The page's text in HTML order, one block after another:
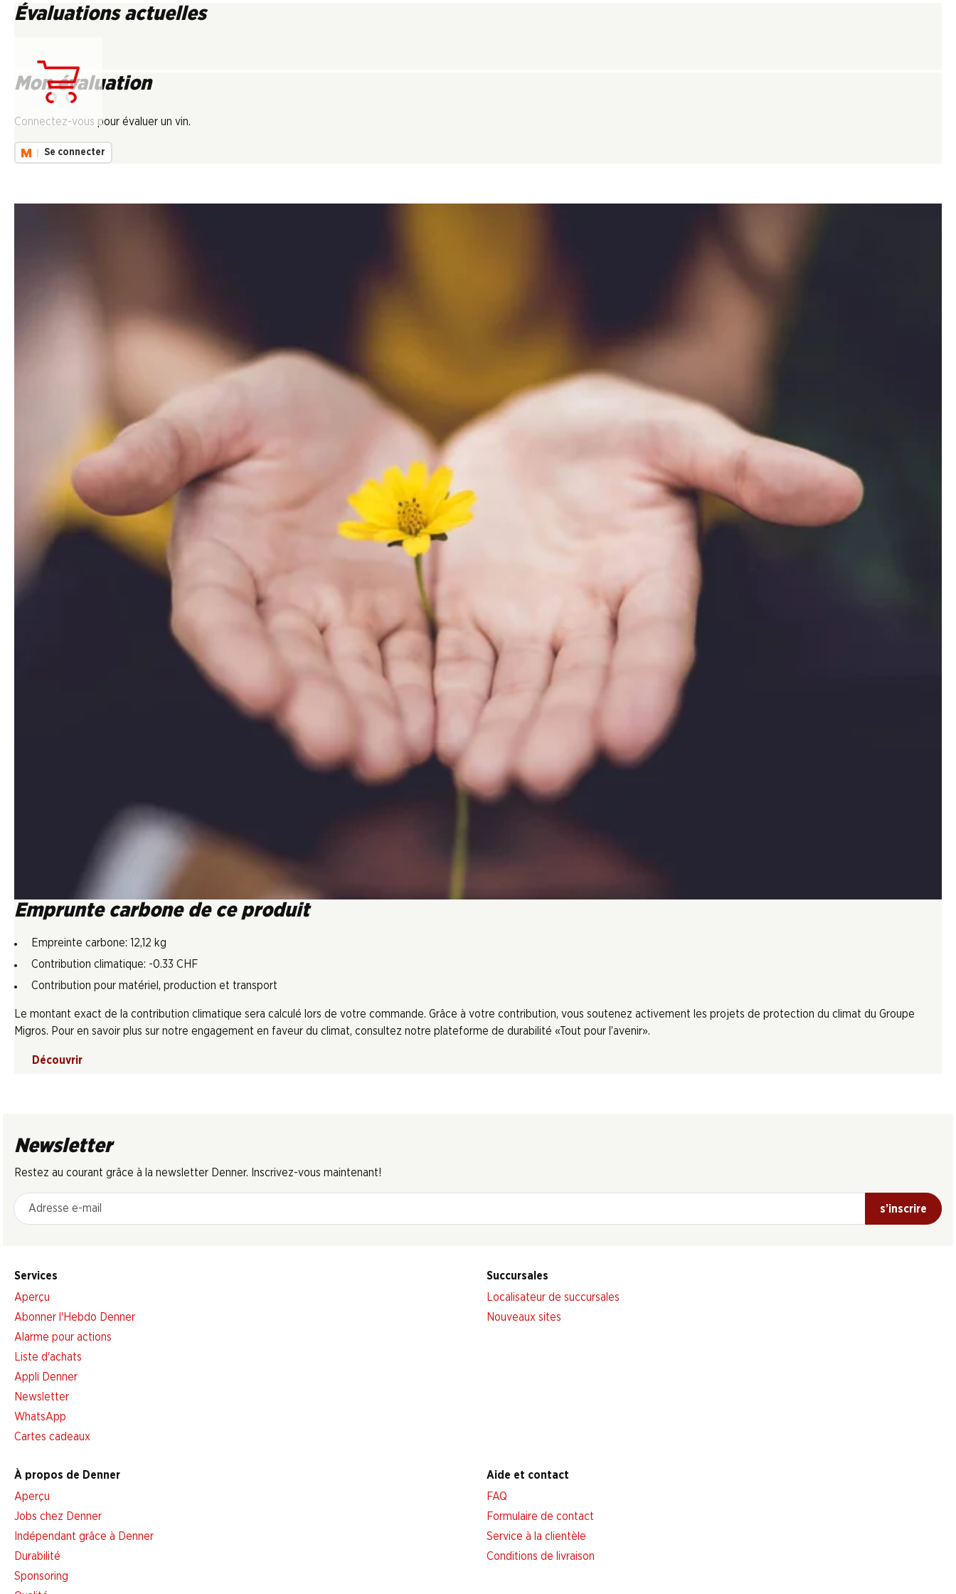
Évaluations actuelles
Mon évaluation
Connectez-vous pour évaluer un vin.
Se connecter
Emprunte carbone de ce produit
Empreinte carbone: 12,12 kg
Contribution climatique: -0.33 CHF
Contribution pour matériel, production et transport
Le montant exact de la contribution climatique sera calculé lors de votre commande. Grâce à votre contribution, vous soutenez activement les projets de protection du climat du Groupe
Migros. Pour en savoir plus sur notre engagement en faveur du climat, consultez notre plateforme de durabilité «Tout pour l’avenir».
Découvrir
Newsletter
Restez au courant grâce à la newsletter Denner. Inscrivez-vous maintenant!
Adresse e-mail
s’inscrire
Services
Aperçu
Abonner l'Hebdo Denner
Alarme pour actions
Liste d'achats
Appli Denner
Newsletter
WhatsApp
Cartes cadeaux
Succursales
Localisateur de succursales
Nouveaux sites
À propos de Denner
Aperçu
Jobs chez Denner
Indépendant grâce à Denner
Durabilité
Sponsoring
Aide et contact
FAQ
Formulaire de contact
Service à la clientèle
Conditions de livraison